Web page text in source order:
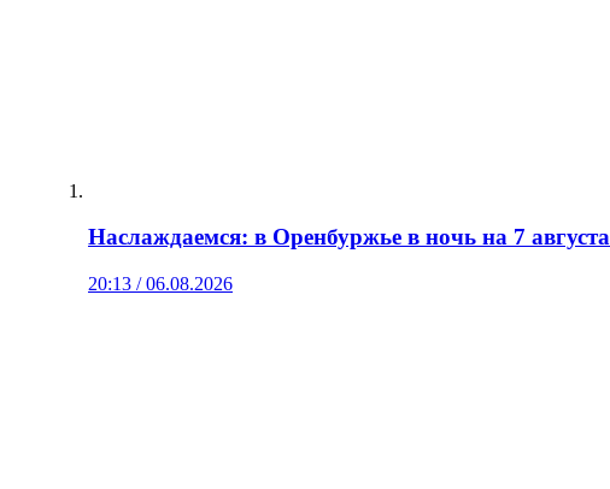
Наслаждаемся: в Оренбуржье в ночь на 7
20:13 / 06.08.2026